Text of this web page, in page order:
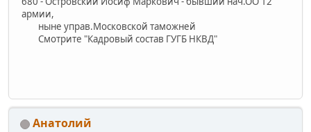
армии,
ныне управ.Московской таможней
Смотрите "Кадровый состав ГУГБ НКВД"
Анатолий